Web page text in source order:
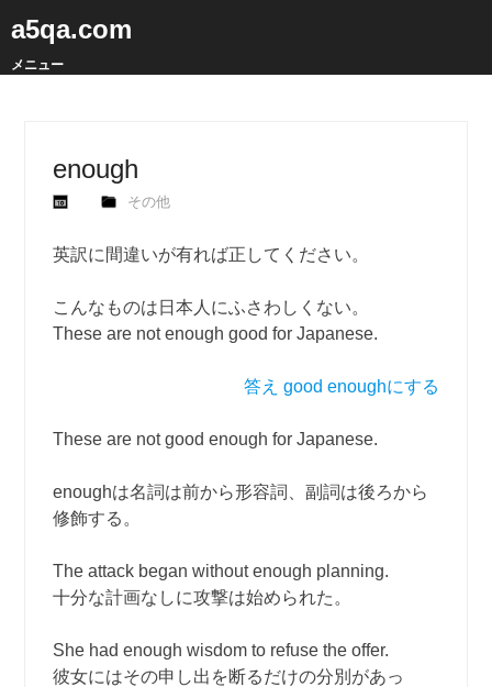
a5qa.com
メニュー
enough
その他
英訳に間違いが有れば正してください。
こんなものは日本人にふさわしくない。
These are not enough good for Japanese.
答え good enoughにする
These are not good enough for Japanese.
enoughは名詞は前から形容詞、副詞は後ろから
修飾する。
The attack began without enough planning.
十分な計画なしに攻撃は始められた。
She had enough wisdom to refuse the offer.
彼女にはその申し出を断るだけの分別があっ